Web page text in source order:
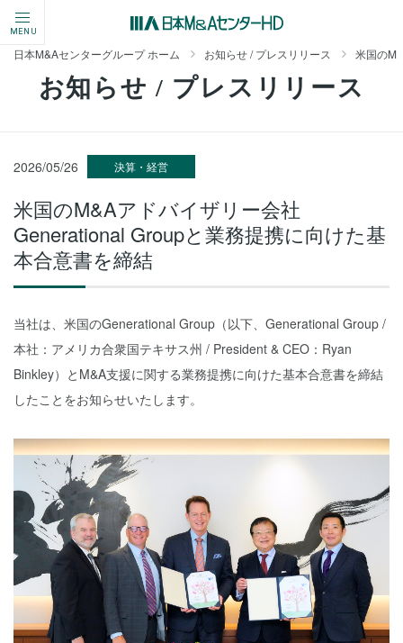
MENU
日本M&Aセンターグループ ホーム お知らせ / プレスリリース 米国の
お知らせ / プレスリリース
2026/05/26 決算・経営
米国のM&Aアドバイザリー会社
Generational Groupと業務提携に向けた基
本合意書を締結
当社は、米国のGenerational Group（以下、Generational Group /
本社：アメリカ合衆国テキサス州 / President & CEO：Ryan
Binkley）とM&A支援に関する業務提携に向けた基本合意書を締結
したことをお知らせいたします。